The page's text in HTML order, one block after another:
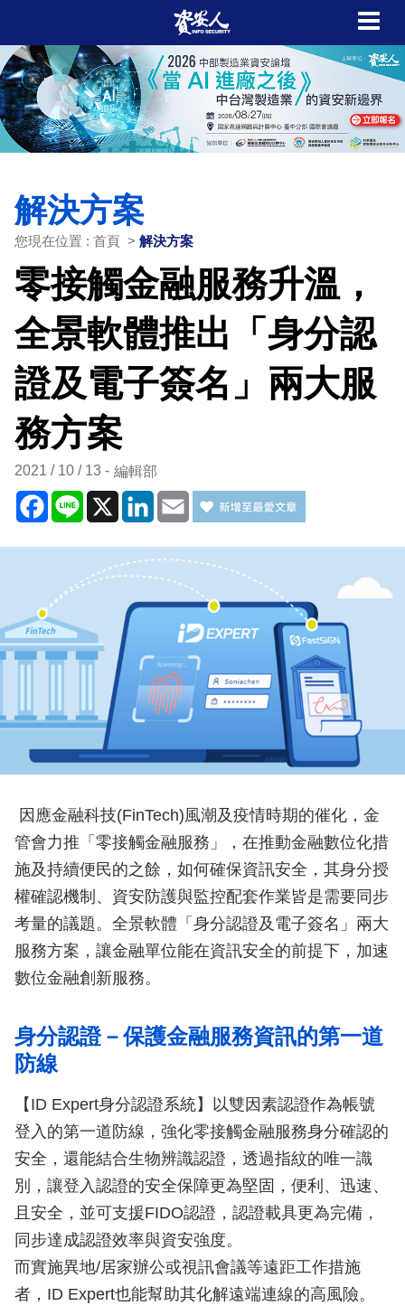
解決方案
您現在位置 : 首頁 > 解決方案
零接觸金融服務升溫，
全景軟體推出「身分認
證及電子簽名」兩大服
務方案
2021 / 10 / 13 編輯部
Facebook
Line X LinkedIn
Email
因應金融科技(FinTech)風潮及疫情時期的催化，金
管會力推「零接觸金融服務」，在推動金融數位化措
施及持續便民的之餘，如何確保資訊安全，其身分授
權確認機制、資安防護與監控配套作業皆是需要同步
考量的議題。全景軟體「身分認證及電子簽名」兩大
服務方案，讓金融單位能在資訊安全的前提下，加速
數位金融創新服務。
身分認證－保護金融服務資訊的第一道
防線
【ID Expert身分認證系統】以雙因素認證作為帳號
登入的第一道防線，強化零接觸金融服務身分確認的
安全，還能結合生物辨識認證，透過指紋的唯一識
別，讓登入認證的安全保障更為堅固，便利、迅速、
且安全，並可支援FIDO認證，認證載具更為完備，
同步達成認證效率與資安強度。
而實施異地/居家辦公或視訊會議等遠距工作措施
者，ID Expert也能幫助其化解遠端連線的高風險。